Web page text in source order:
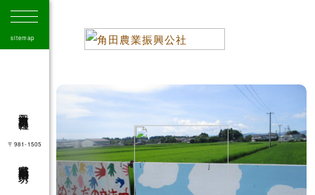
sitemap
角田市農業振興公社
〒981-1505
41